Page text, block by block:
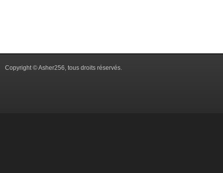
Copyright © Asher256, tous droits réservés.